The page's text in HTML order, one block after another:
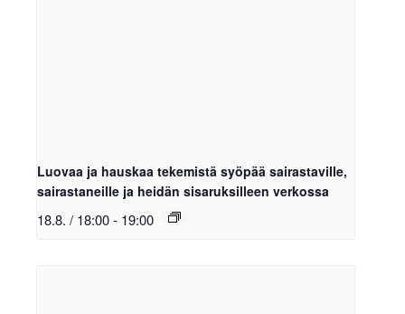
Luovaa ja hauskaa tekemistä syöpää sairastaville,
sairastaneille ja heidän sisaruksilleen verkossa
18.8. / 18:00- 19:00